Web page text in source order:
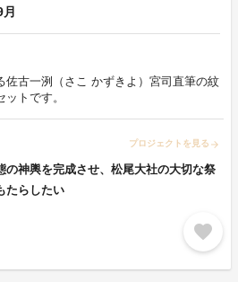
佐古一洌（さこ かずきよ）宮司直筆の紋
トです。
プロジェクトを見る arrow_forward
神輿を完成させ、松尾大社の大切な祭
たらしたい
favorite